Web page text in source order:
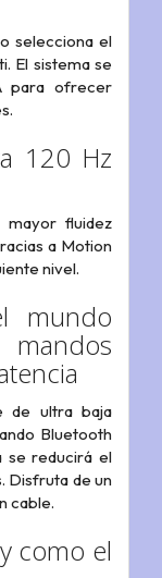
selecciona el
El sistema se
para ofrecer
120 Hz
fluidez
a Motion
nivel.
mundo
de ultra baja
Bluetooth
se reducirá el
Disfruta de un
cable.
como el